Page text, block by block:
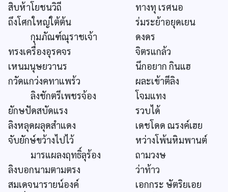
สิบห้าโยชนวิถี
ทางทุ เรศนอ
ถึงโศกใหญ่ใต้ต้น
ร่มระย้าอยุดเยน
กุมภัณฑ์ณุราชเจ้า
ดงดร
ทรงเครื่องอุรคจร
จิตรแกล้ว
เหนมนุษยวานร
นึกอยาก กินแฮ
กวัดแกว่งคทาแพร้ว
ผละเข้าตีลิง
ลิงชักตรีเพชรจ้อง
โจมแทง
ยักษปัดสบัดแรง
รวบได้
ลิงหลุดผลุดสำแดง
เดชโดด ณรงค์เฮย
จับยักษ์ขว้างไปไว้
หว่างโพ้นหิมพานต์
มารแผลงฤทธิ์ลุร้อง
ถามวงษ
ลิงบอกนามตามตรง
ว่าท้าว
สมเดจนารายน์องค์
เอกกระ ษัตริยเอย